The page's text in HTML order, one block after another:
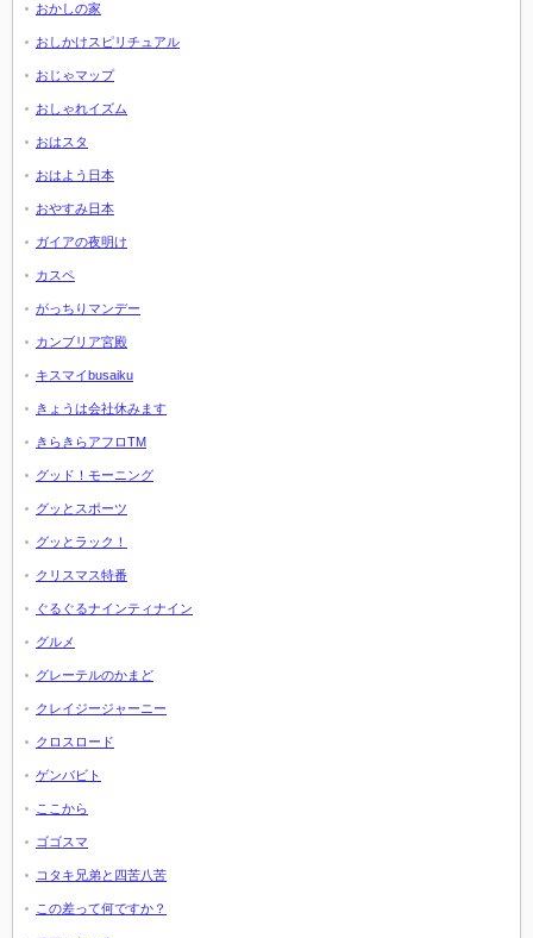
おかしの家
おしかけスピリチュアル
おじゃマップ
おしゃれイズム
おはスタ
おはよう日本
おやすみ日本
ガイアの夜明け
カスペ
がっちりマンデー
カンブリア宮殿
キスマイbusaiku
きょうは会社休みます
きらきらアフロTM
グッド！モーニング
グッとスポーツ
グッとラック！
クリスマス特番
ぐるぐるナインティナイン
グルメ
グレーテルのかまど
クレイジージャーニー
クロスロード
ゲンバビト
ここから
ゴゴスマ
コタキ兄弟と四苦八苦
この差って何ですか？